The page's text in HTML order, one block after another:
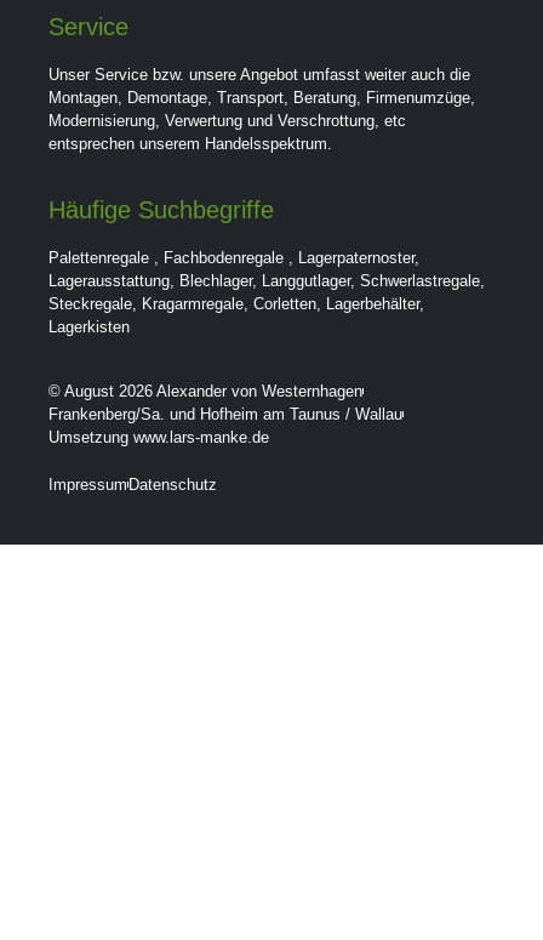
Service
Unser Service bzw. unsere Angebot umfasst weiter auch die
Montagen, Demontage, Transport, Beratung, Firmenumzüge,
Modernisierung, Verwertung und Verschrottung, etc
entsprechen unserem Handelsspektrum.
Häufige Suchbegriffe
Palettenregale Fachbodenregale Lagerpaternoster,
Lagerausstattung Blechlager, Langgutlager, Schwerlastregale
Steckregale Kragarmregale Corletten Lagerbehälter,
Lagerkisten
© August 2026 Alexander von Westernhagen
Frankenberg/Sa. und Hofheim am Taunus / Wallau
Umsetzung www.lars-manke.de
Impressum Datenschutz